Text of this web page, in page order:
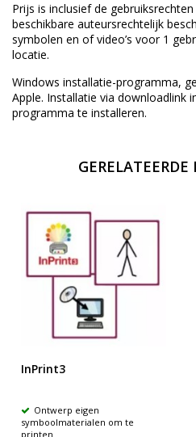
Prijs is inclusief de
beschikbare auteursrechtelijk
symbolen en of video’s voor 1
locatie.
Windows installatie-programma,
Apple. Installatie via downloadlink
programma te installeren.
InPrint3
Ontwerp eigen
symboolmaterialen om te
printen